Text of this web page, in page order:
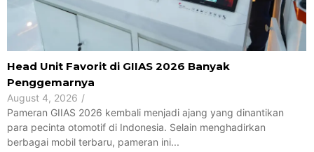
Head Unit Favorit di GIIAS 2026 Banyak
Penggemarnya
August 4, 2026 /
Pameran GIIAS 2026 kembali menjadi ajang yang dinantikan
para pecinta otomotif di Indonesia. Selain menghadirkan
berbagai mobil terbaru, pameran ini...